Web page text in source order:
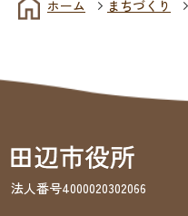
ホーム まちづくり
法人番号4000020302066